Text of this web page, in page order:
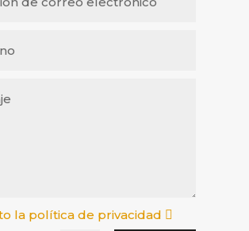
la política de privacidad